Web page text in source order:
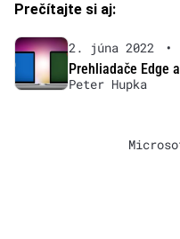
Prečítajte si aj:
2. júna 2022 •
Prehliadače Edge
Peter Hupka